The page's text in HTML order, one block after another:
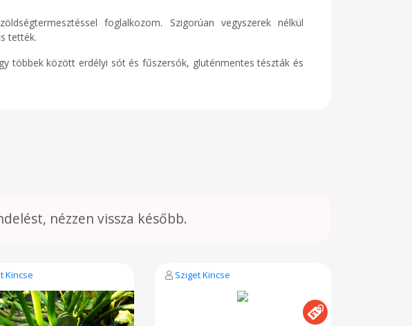
foglalkozom. Szigorúan vegyszerek nélkül
tették.
többek között erdélyi sót és fűszersók, gluténmentes tészták és
nézzen vissza később.
Kincse Sziget Kincse